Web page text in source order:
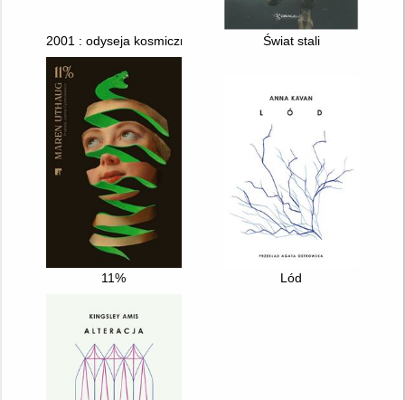
2001 : odyseja kosmiczna Świat stali
11% Lód